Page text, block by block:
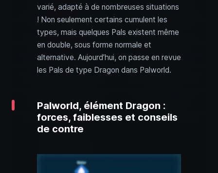
varié, adapté à de nombreuses situations
! Non seulement certains cumulent les
types, mais quelques Pals existent même
en double, sous forme normale et
alternative. Aujourd’hui, on passe en revue
les Pals de type Dragon dans Palworld.
Palworld, élément Dragon :
forces, faiblesses et conseils
de contre